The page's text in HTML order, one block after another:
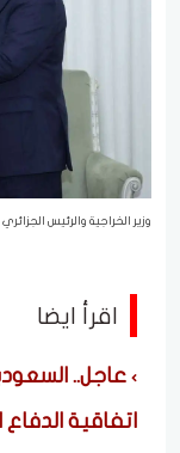
وزير الخراجية والرئيس الجزائري
اقرأ ايضا
عاجل..
اتفاقية